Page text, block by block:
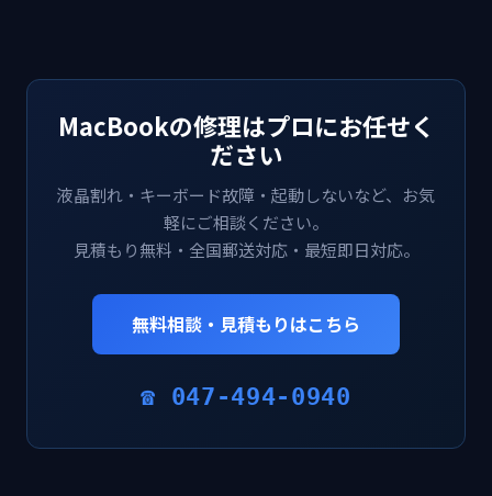
MacBookの修理はプロにお任せく
ださい
液晶割れ・キーボード故障・起動しないなど、お気
軽にご相談ください。
見積もり無料・全国郵送対応・最短即日対応。
無料相談・見積もりはこちら
☎ 047-494-0940